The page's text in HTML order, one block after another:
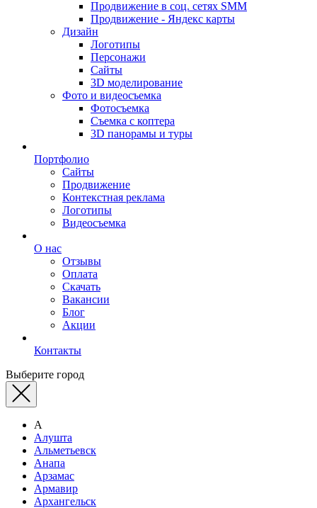
Продвижение в соц. сетях SMM
Продвижение - Яндекс карты
Дизайн
Логотипы
Персонажи
Сайты
3D моделирование
Фото и видеосъемка
Фотосъемка
Съемка с коптера
3D панорамы и туры
Портфолио
Сайты
Продвижение
Контекстная реклама
Логотипы
Видеосъемка
О нас
Отзывы
Оплата
Скачать
Вакансии
Блог
Акции
Контакты
Выберите город
А
Алушта
Альметьевск
Анапа
Арзамас
Армавир
Архангельск